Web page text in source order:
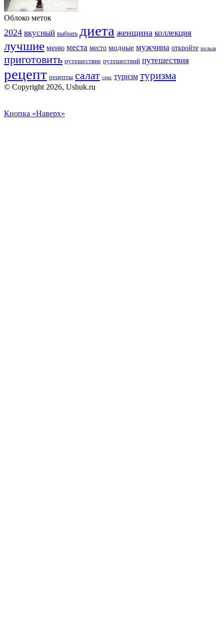
Облоко меток
2024 вкусный выбрать диета женщина коллекция
лучшие меню места место модные мужчина откройте польза
приготовить путешествие путешествий путешествия
рецепт рецепты салат секс туризм туризма
© Copyright 2026, Ushuk.ru
Кнопка «Наверх»